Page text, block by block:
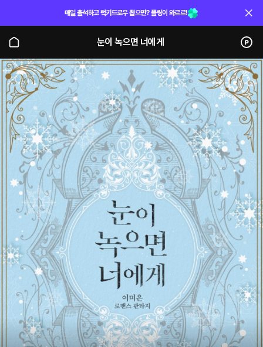
매일 출석하고 럭키드로우 뽑으면? 플링이 와르르!
눈이 녹으면 너에게